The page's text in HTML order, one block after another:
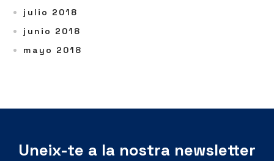
julio 2018
junio 2018
mayo 2018
Uneix-te a la nostra newsletter